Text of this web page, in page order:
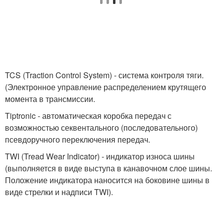
TCS (Traction Control System) - система контроля тяги.
(Электронное управление распределением крутящего
момента в трансмиссии.
Tiptronic - автоматическая коробка передач с
возможностью секвентального (последовательного)
псевдоручного переключения передач.
TWI (Tread Wear Indicator) - индикатор износа шины
(выполняется в виде выступа в канавочном слое шины.
Положение индикатора наносится на боковине шины в
виде стрелки и надписи TWI).